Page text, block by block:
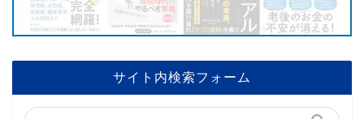
サイト内検索フォーム